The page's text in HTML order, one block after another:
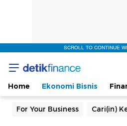
SCROLL TO CONTINUE
Home Ekonomi Bisnis
For Your Business Cari(in)